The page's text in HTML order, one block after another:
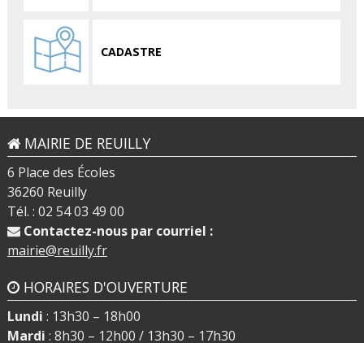
CADASTRE
MAIRIE DE REUILLY
6 Place des Écoles
36260 Reuilly
Tél. : 02 54 03 49 00
Contactez-nous par courriel :
mairie@reuilly.fr
HORAIRES D'OUVERTURE
Lundi : 13h30 – 18h00
Mardi : 8h30 – 12h00 / 13h30 – 17h30